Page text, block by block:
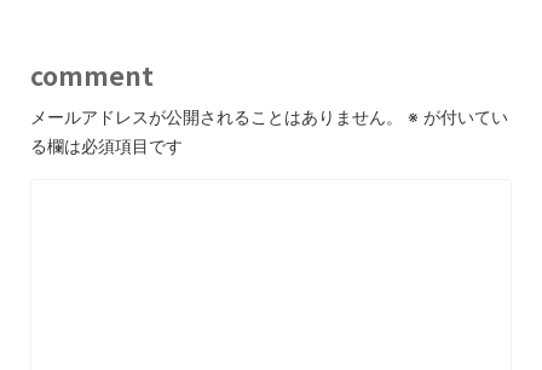
comment
メールアドレスが公開されることはありません。 ※ が付いてい
る欄は必須項目です